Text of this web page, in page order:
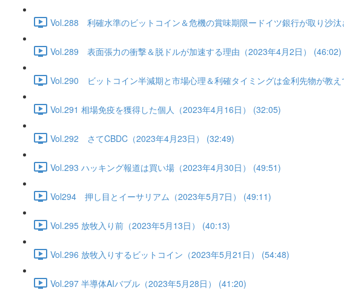
Vol.288 利確水準のビットコイン＆危機の賞味期限ードイツ銀行が取り沙
Vol.289 表面張力の衝撃＆脱ドルが加速する理由（2023年4月2日） (46:02)
Vol.290 ビットコイン半減期と市場心理＆利確タイミングは金利先物が教
Vol.291 相場免疫を獲得した個人（2023年4月16日） (32:05)
Vol.292 さてCBDC（2023年4月23日） (32:49)
Vol.293 ハッキング報道は買い場（2023年4月30日） (49:51)
Vol294 押し目とイーサリアム（2023年5月7日） (49:11)
Vol.295 放牧入り前（2023年5月13日） (40:13)
Vol.296 放牧入りするビットコイン（2023年5月21日） (54:48)
Vol.297 半導体AIバブル（2023年5月28日） (41:20)